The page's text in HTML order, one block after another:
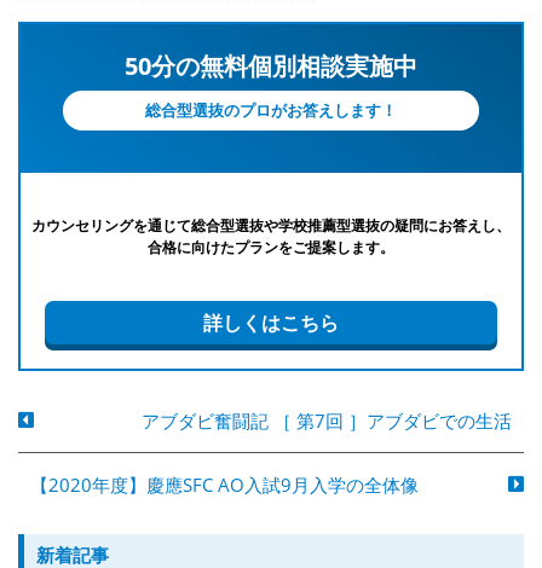
50分の無料個別相談実施中
総合型選抜のプロがお答えします！
カウンセリングを通じて総合型選抜や学校推薦型選抜の疑問にお答えし、
合格に向けたプランをご提案します。
詳しくはこちら
アブダビ奮闘記 ［ 第7回 ］アブダビでの生活
【2020年度】慶應SFC AO入試9月入学の全体像
新着記事